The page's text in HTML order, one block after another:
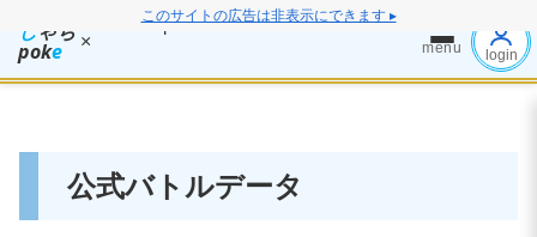
このサイトの広告は非表示にできます ▸
しゃち
poke × menu login
公式バトルデータ